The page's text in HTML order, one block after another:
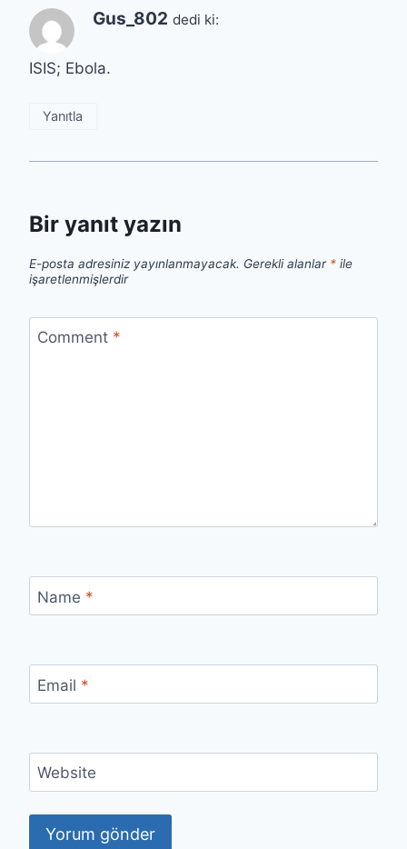
Gus_802 dedi ki:
ISIS; Ebola.
Yanıtla
Bir yanıt yazın
E-posta adresiniz yayınlanmayacak. Gerekli alanlar * ile
işaretlenmişlerdir
Comment *
Name *
Email *
Website